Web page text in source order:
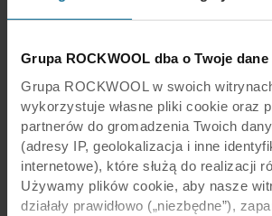
Grupa ROCKWOOL dba o Twoje dane
Grupa ROCKWOOL w swoich
wykorzystuje własne pliki cookie oraz
partnerów do gromadzenia Twoich
(adresy IP, geolokalizacja i inne
internetowe), które służą do realizacji
Używamy plików cookie, aby nasze
działały prawidłowo („niezbędne”),
środowisko, które wspiera
samopoczucie wszystkich
Zrównoważone biuro
od zrównoważonego
Wywiad z Karoliną Kowalik,
współzałożycielką pracowni AKA